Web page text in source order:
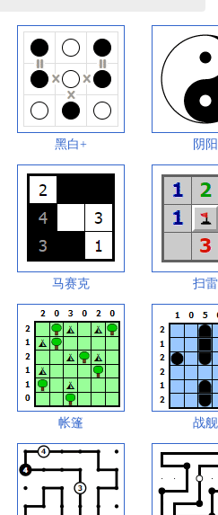
黑白+ 阴阳
马赛克 扫雷
帐篷 战舰